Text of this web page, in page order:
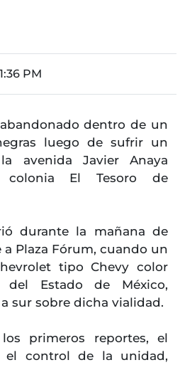
PM
dentro de un
luego de sufrir un
avenida Javier Anaya
El Tesoro de
durante la mañana de
a Plaza Fórum, cuando un
tipo Chevy color
Estado de México,
sur sobre dicha vialidad.
primeros reportes, el
el control de la unidad,